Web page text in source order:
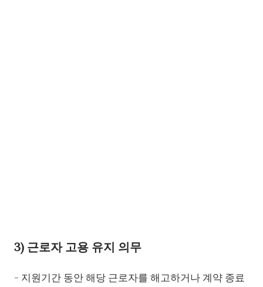
3) 근로자 고용 유지 의무
- 지원기간 동안 해당 근로자를 해고하거나 계약 종료